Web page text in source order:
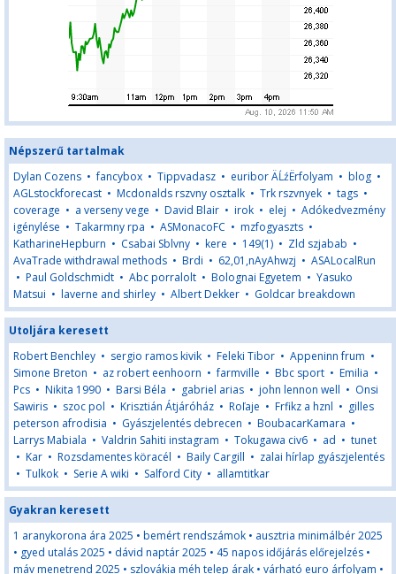
Népszerű tartalmak
Dylan Cozens •fancybox • Tippvadasz • euribor ÄĹźËrfolyam • blog •
AGLstockforecast • Mcdonalds rszvny osztalk • Trk rszvnyek • tags •
coverage • a verseny vege • David Blair • irok • elej • Adókedvezmény
igénylése • Takarmny rpa • ASMonacoFC • mzfogyaszts •
KatharineHepburn • Csabai Sblvny • kere • 149(1) • Zld szjabab •
AvaTrade withdrawal methods • Brdi • 62,01,nAyAhwzj • ASALocalRun
• Paul Goldschmidt • Abc porralolt • Bolognai Egyetem • Yasuko
Matsui • laverne and shirley • Albert Dekker • Goldcar breakdown
Utoljára keresett
Robert Benchley • sergio ramos kivik • Feleki Tibor • Appeninn frum •
Simone Breton • az robert eenhoorn •farmville • Bbc sport • Emilia •
Pcs • Nikita 1990 • Barsi Béla • gabriel arias • john lennon well • Onsi
Sawiris • szoc pol • Krisztián Átjáróház • Roľaje • Frfikz a hznl • gilles
peterson afrodisia • Gyászjelentés debrecen • BoubacarKamara •
Larrys Mabiala • Valdrin Sahiti instagram • Tokugawa civ6 • ad • tunet
• Kar • Rozsdamentes köracél • Baily Cargill • zalai hírlap gyászjelentés
• Tulkok • Serie A wiki • Salford City • allamtitkar
Gyakran keresett
1 aranykorona ára 2025 • bemért rendszámok • ausztria minimálbér 2025
• gyed utalás 2025 • dávid naptár 2025 • 45 napos időjárás előrejelzés •
máv menetrend 2025 • szlovákia méh telep árak • várható euro árfolyam •